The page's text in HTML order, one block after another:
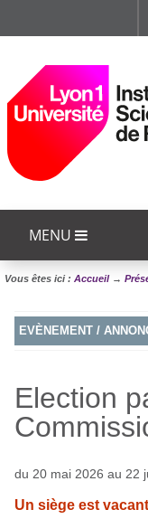
MENU
Vous êtes ici : Accueil→
EVÈNEMENT /
Election
du 20 mai 2026 au 22
Un siège est